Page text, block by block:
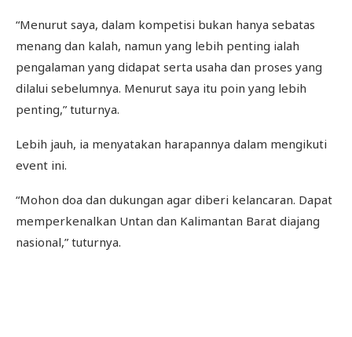
“Menurut saya, dalam kompetisi bukan hanya sebatas
menang dan kalah, namun yang lebih penting ialah
pengalaman yang didapat serta usaha dan proses yang
dilalui sebelumnya. Menurut saya itu poin yang lebih
penting,” tuturnya.
Lebih jauh, ia menyatakan harapannya dalam mengikuti
event ini.
“Mohon doa dan dukungan agar diberi kelancaran. Dapat
memperkenalkan Untan dan Kalimantan Barat diajang
nasional,” tuturnya.